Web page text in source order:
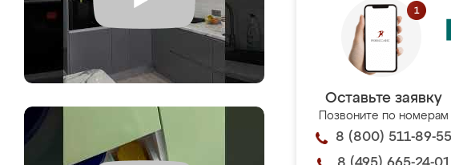
Оставьте заявку
Позвоните по номерам
8 (800) 511-89-55